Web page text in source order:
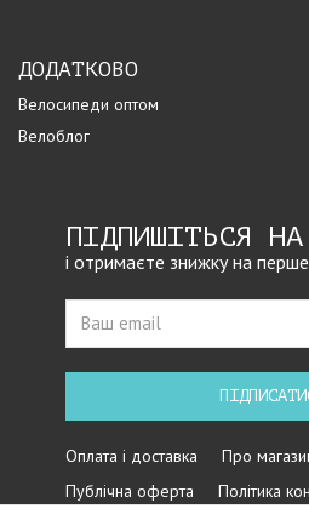
ДОДАТКОВО
Велосипеди оптом
Велоблог
ПІДПИШІТЬСЯ
і отримаєте знижку на
Оплата і доставка Про
Публічна оферта
Політика